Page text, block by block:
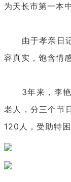
为天长市第一本
由于孝亲日记
容真实，饱含情
3年来，李艳
老人，分三个节
120人，受助特